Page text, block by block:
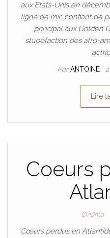
aux Etats-Unis en
ligne de mir, confiant de
principal aux Golden
stupéfaction des afro-
ParANTOINE
Lire
Coeurs
Cinéma
Cœurs perdus en